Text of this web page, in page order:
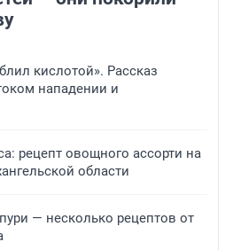
кислотой». Рассказ
нападении и
рецепт овощного ассорти на
области
— несколько рецептов от